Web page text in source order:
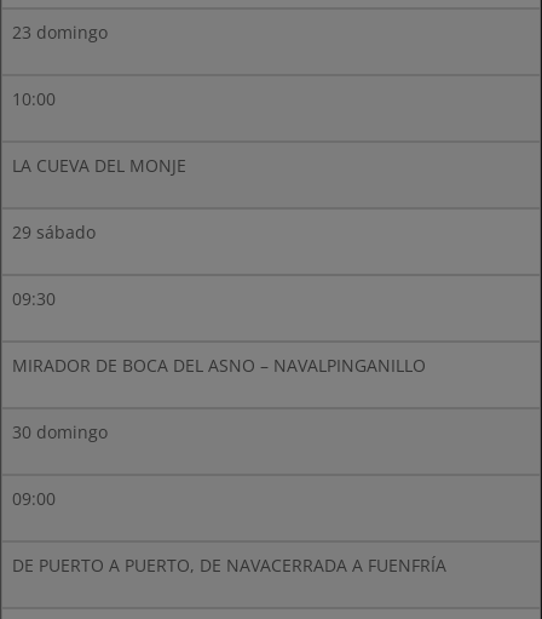
23 domingo
10:00
LA CUEVA DEL MONJE
29 sábado
09:30
MIRADOR DE BOCA DEL ASNO – NAVALPINGANILLO
30 domingo
09:00
DE PUERTO A PUERTO, DE NAVACERRADA A FUENFRÍA